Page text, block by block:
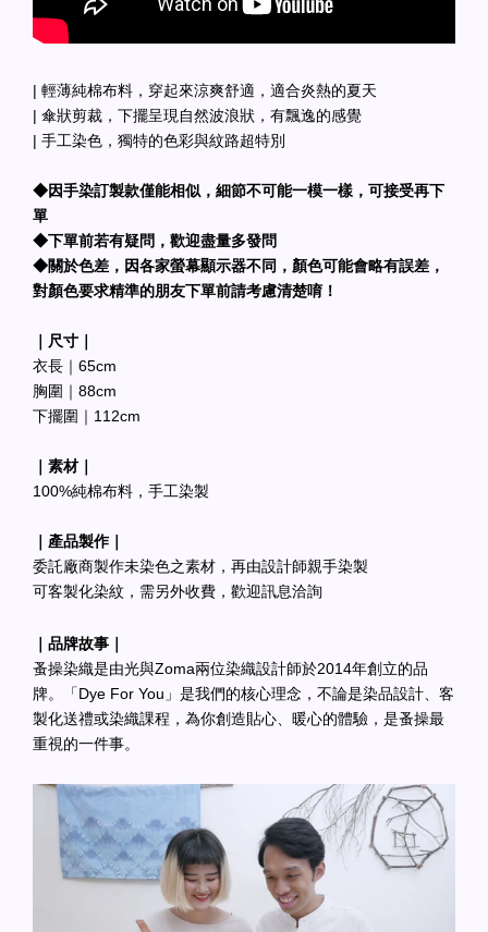
| 輕薄純棉布料，穿起來涼爽舒適，適合炎熱的夏天
| 傘狀剪裁，下擺呈現自然波浪狀，有飄逸的感覺
| 手工染色，獨特的色彩與紋路超特別
◆因手染訂製款僅能相似，細節不可能一模一樣，可接受再下
單
◆下單前若有疑問，歡迎盡量多發問
◆關於色差，因各家螢幕顯示器不同，顏色可能會略有誤差，
對顏色要求精準的朋友下單前請考慮清楚唷！
｜尺寸｜
衣長｜65cm
胸圍｜88cm
下擺圍｜112cm
｜素材｜
100%純棉布料，手工染製
｜產品製作｜
委託廠商製作未染色之素材，再由設計師親手染製
可客製化染紋，需另外收費，歡迎訊息洽詢
｜品牌故事｜
蚤操染織是由光與Zoma兩位染織設計師於2014年創立的品
牌。「Dye For You」是我們的核心理念，不論是染品設計、客
製化送禮或染織課程，為你創造貼心、暖心的體驗，是蚤操最
重視的一件事。